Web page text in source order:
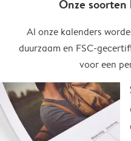
Onze
Al onze kalenders
duurzaam en FSC-
voor een